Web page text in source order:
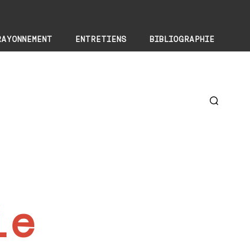
ENTRETIENS BIBLIOGRAPHIE